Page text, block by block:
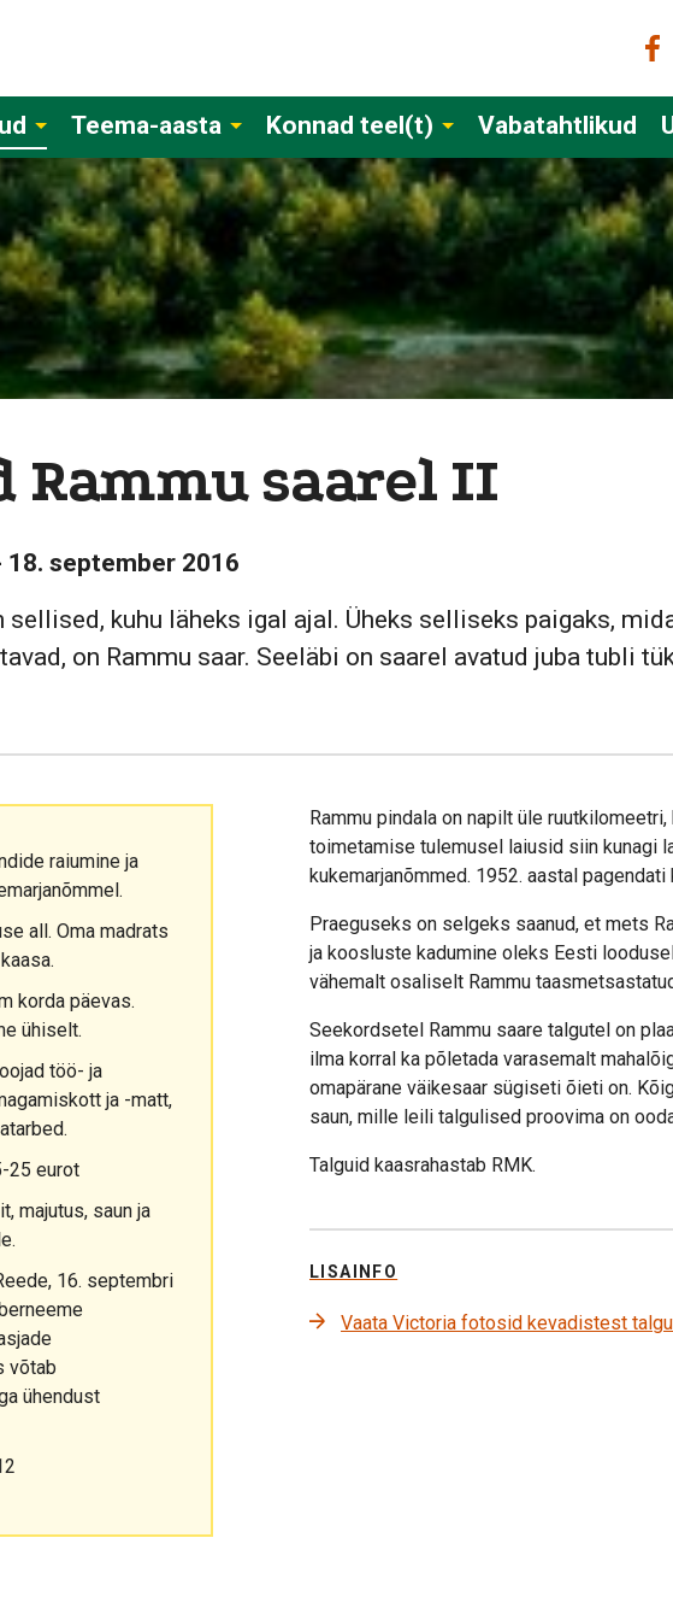
Teema-aasta Konnad teel(t) Vabatahtlikud
Rammu saarel II
september 2016
sellised, kuhu läheks igal ajal. Üheks selliseks paigaks,
on Rammu saar. Seeläbi on saarel avatud juba tubli
raiumine ja
all. Oma madrats
korda päevas.
ühiselt.
töö- ja
ja -matt,
25 eurot
majutus, saun ja
16. septembri
võtab
ühendust
Rammu pindala on napilt üle
toimetamise tulemusel laiusid siin kunagi
kukemarjanõmmed. 1952. aastal
Praeguseks on selgeks saanud, et mets
ja koosluste kadumine oleks Eesti
vähemalt osaliselt Rammu
Seekordsetel Rammu saare talgutel on
ilma korral ka põletada varasemalt
omapärane väikesaar sügiseti õieti on.
saun, mille leili talgulised proovima on
Talguid kaasrahastab RMK.
LISAINFO
Vaata Victoria fotosid kevadistest